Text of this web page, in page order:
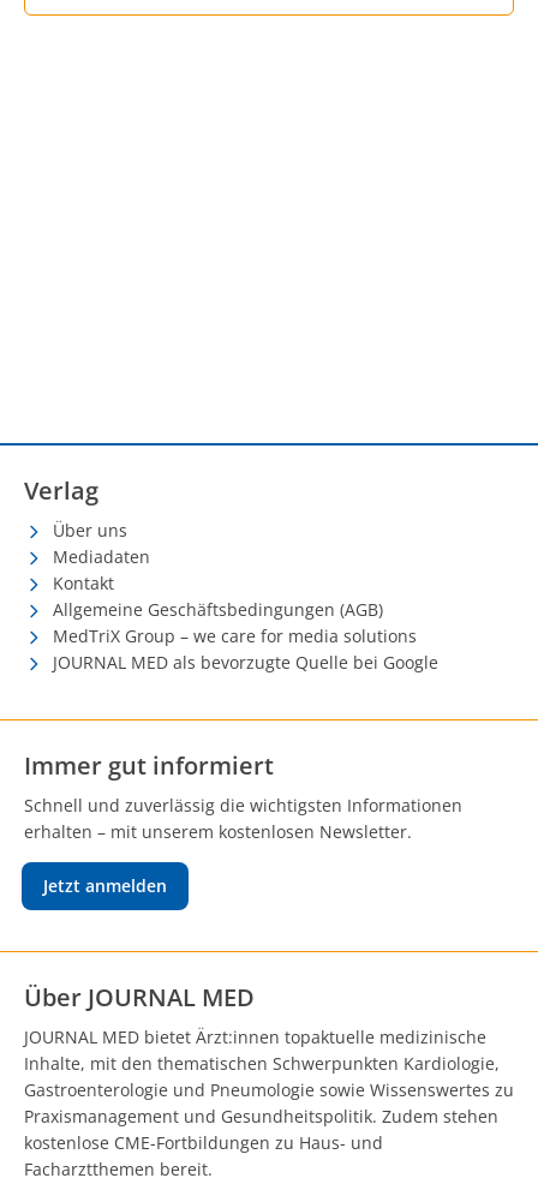
Verlag
Über uns
Mediadaten
Kontakt
Allgemeine Geschäftsbedingungen (AGB)
MedTriX Group – we care for media solutions
JOURNAL MED als bevorzugte Quelle bei Google
Immer gut informiert
Schnell und zuverlässig die wichtigsten Informationen
erhalten – mit unserem kostenlosen Newsletter.
Jetzt anmelden
Über JOURNAL MED
JOURNAL MED bietet Ärzt:innen topaktuelle medizinische
Inhalte, mit den thematischen Schwerpunkten Kardiologie,
Gastroenterologie und Pneumologie sowie Wissenswertes zu
Praxismanagement und Gesundheitspolitik. Zudem stehen
kostenlose CME-Fortbildungen zu Haus- und
Facharztthemen bereit.